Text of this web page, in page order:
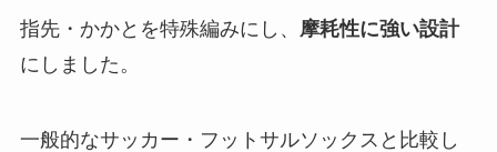
指先・かかとを特殊編みにし、
摩耗性に強い設計
にしました。
一般的なサッカー・フットサルソックスと比較し